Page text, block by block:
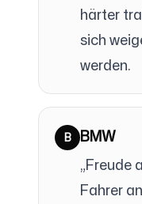
härter
sich
werden.
B
BMW
„Freude
Fahrer